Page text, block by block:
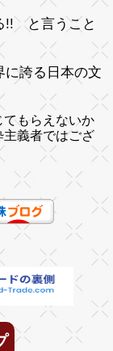
!! と言うこと
誇る日本の文
もらえないか
義者ではござ